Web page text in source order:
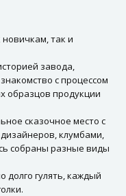
новичкам, так и
завода,
с процессом
образцов продукции
сказочное место с
клумбами,
собраны разные виды
гулять, каждый